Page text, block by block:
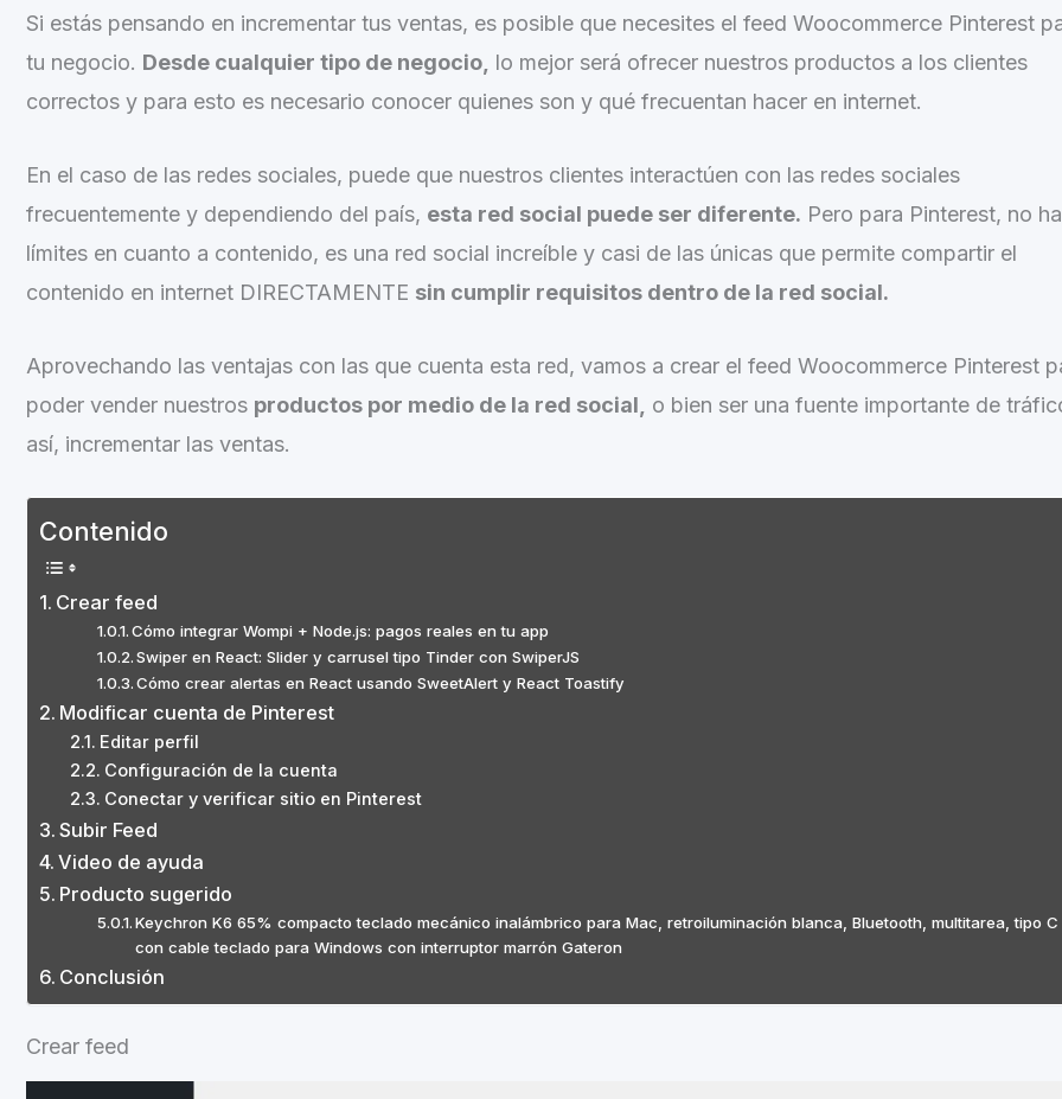
Si estás pensando en incrementar tus ventas, es posible que necesites el feed Woocommerce Pinterest
tu negocio. Desde cualquier tipo de negocio, lo mejor será ofrecer nuestros productos a los clientes
correctos y para esto es necesario conocer quienes son y qué frecuentan hacer en internet.
En el caso de las redes sociales, puede que nuestros clientes interactúen con las redes sociales
frecuentemente y dependiendo del país, esta red social puede ser diferente. Pero para Pinterest, no
límites en cuanto a contenido, es una red social increíble y casi de las únicas que permite compartir el
contenido en internet DIRECTAMENTE sin cumplir requisitos dentro de la red social.
Aprovechando las ventajas con las que cuenta esta red, vamos a crear el feed Woocommerce Pinterest
poder vender nuestros productos por medio de la red social,
o bien ser una fuente importante de
así, incrementar las ventas.
Contenido
Crear feed
Cómo integrar Wompi + Node.js: pagos reales en tu app
Swiper en React: Slider y carrusel tipo Tinder con SwiperJS
Cómo crear alertas en React usando SweetAlert y React Toastify
Modificar cuenta de Pinterest
Editar perfil
Configuración de la cuenta
Conectar y verificar sitio en Pinterest
Subir Feed
Video de ayuda
Producto sugerido
Keychron K6 65% compacto teclado mecánico inalámbrico para Mac, retroiluminación blanca, Bluetooth, multitarea, tipo C
con cable teclado para Windows con interruptor marrón Gateron
Conclusión
Crear feed